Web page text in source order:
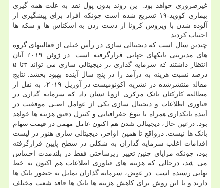
غیرضروری خواهد بود. این روند بدون پول نقد به علت همه گیری
بیماری کووید-۱۹ تسریع شده است چونکه افراد برای پیشگیری از
آلوده شدن با ویروس کرونا از دست زدن به اسکناس ها و سکه ها
اجتناب کردند.
چندین سال است که دیجیتالی سازی در رأس خیلی از فعالیتهای گروه
های مدیریتی بانکهای جهانی قرارگرفته است. در ژوئن ۲۰۱۹ آنان
انتظار داشتند که سرمایه گذاری در دیجیتالی سازی می تواند ۳تا ۵
درصد نسبت هزینه به درآمد را در پنج سال آینده بهبود بخشد. نتایج
مقاله منتشرشده در نشریه اکونومیست در آوریل ۲۰۱۹، به نقل از
مطالعه کارکنان بانک مرکزی اروپا نشان داد که سرمایه گذاری در
فناوری اطلاعات و دیجیتال سازی یکی از عوامل اصلی موفقیت در
آینده بانکداری همراه با تنوع جغرافیایی و کنترل دقیق هزینه ها خواهد
بود. درعین حال، دیجیتالی شدن هم اکنون عامل مهمی در قیمت سهام
بانک ها نیست. درواقع تا همین اواخر، دیجیتالی سازی هنوز در لیست
اقدامات اغلب سرمایه گذاران به شکلی در سطح پایین قرارگرفته
بود، چونکه مزایای چنین تغییر زیرساختی فقط در بلندمدت احساس
می شد، درحالی که هزینه های فناوری اطلاعات هم اکنون به خط
نهایی رسیده است. در عوض، سرمایه گذاران تمایل به حضور بانک ها
دارند و با این روش برای کاهش هزینه ها بانک ها فاقد شعب مختلف